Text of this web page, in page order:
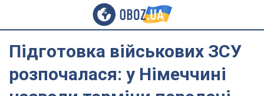
Підготовка військових ЗСУ
розпочалася: у Німеччині